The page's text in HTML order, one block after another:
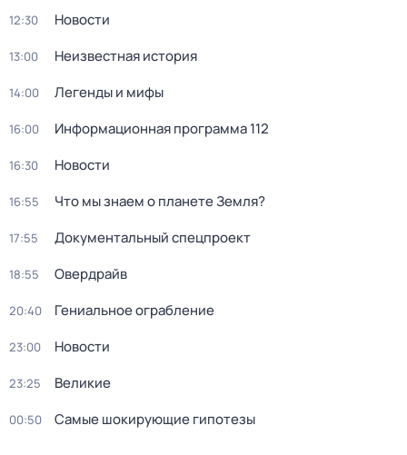
12:30 Новости
13:00 Неизвестная история
14:00 Легенды и мифы
16:00 Информационная программа 112
16:30 Новости
16:55 Что мы знаем о планете Земля?
17:55 Документальный спецпроект
18:55 Овердрайв
20:40 Гениальное ограбление
23:00 Новости
23:25 Великие
00:50 Самые шoкиpующие гипотезы